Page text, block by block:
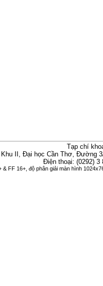
Tạp chí
Khu II, Đại học Cần Thơ, Đường
Điện thoại: (0292)
FF 16+, độ phân giải màn hình